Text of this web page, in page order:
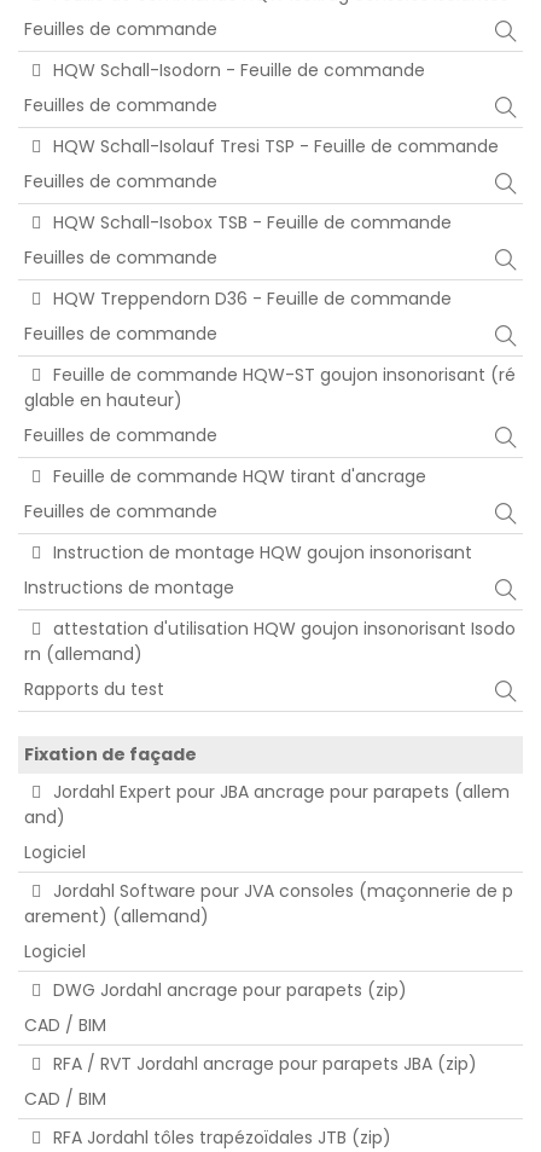
Feuilles de commande
HQW Schall-Isodorn - Feuille de commande
Feuilles de commande
HQW Schall-Isolauf Tresi TSP - Feuille de commande
Feuilles de commande
HQW Schall-Isobox TSB - Feuille de commande
Feuilles de commande
HQW Treppendorn D36 - Feuille de commande
Feuilles de commande
Feuille de commande HQW-ST goujon insonorisant (ré
glable en hauteur)
Feuilles de commande
Feuille de commande HQW tirant d'ancrage
Feuilles de commande
Instruction de montage HQW goujon insonorisant
Instructions de montage
attestation d'utilisation HQW goujon insonorisant Isodo
rn (allemand)
Rapports du test
Fixation de façade
Jordahl Expert pour JBA ancrage pour parapets (allem
and)
Logiciel
Jordahl Software pour JVA consoles (maçonnerie de p
arement) (allemand)
Logiciel
DWG Jordahl ancrage pour parapets (zip)
CAD / BIM
RFA / RVT Jordahl ancrage pour parapets JBA (zip)
CAD / BIM
RFA Jordahl tôles trapézoïdales JTB (zip)